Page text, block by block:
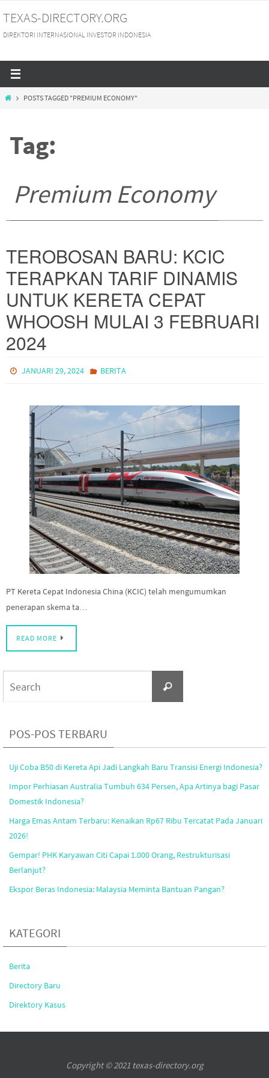
to
content
TEXAS-DIRECTORY.ORG
DIREKTORI INTERNASIONAL INVESTOR INDONESIA
HOMEPOSTS TAGGED "PREMIUM ECONOMY"
Tag:
Premium Economy
TEROBOSAN BARU: KCIC
TERAPKAN TARIF DINAMIS
UNTUK KERETA CEPAT
WHOOSH MULAI 3 FEBRUARI
2024
JANUARI 29, 2024 BERITA
PT Kereta Cepat Indonesia China (KCIC) telah mengumumkan
penerapan skema ta…
READ MORE
Search
POS-POS TERBARU
Uji Coba B50 di Kereta Api Jadi Langkah Baru Transisi Energi Indonesia?
Impor Perhiasan Australia Tumbuh 634 Persen, Apa Artinya bagi Pasar
Domestik Indonesia?
Harga Emas Antam Terbaru: Kenaikan Rp67 Ribu Tercatat Pada Januari
2026!
Gempar! PHK Karyawan Citi Capai 1.000 Orang, Restrukturisasi
Berlanjut?
Ekspor Beras Indonesia: Malaysia Meminta Bantuan Pangan?
KATEGORI
Berita
Directory Baru
Direktory Kasus
Copyright © 2021 texas-directory.org